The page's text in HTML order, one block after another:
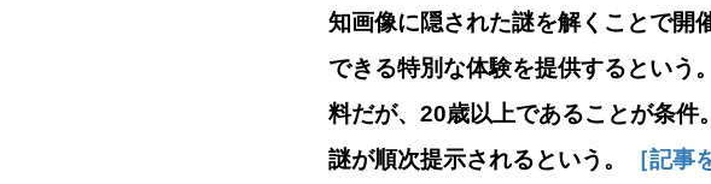
知画像に隠された謎を解くことで開
できる特別な体験を提供するという
料だが、20歳以上であることが条
謎が順次提示されるという。
［記事